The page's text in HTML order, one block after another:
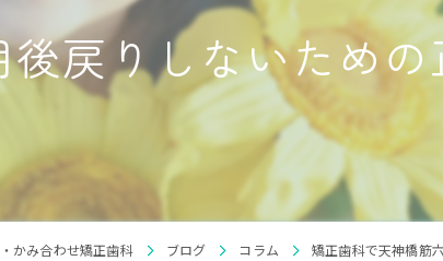
こどもの矯正
おとなの矯正
筋機能療法 (MFT)
ワイヤー矯正
舌側矯正
大
戻りしないため
かみ合わせ矯正歯科 ブログ コラム 矯正歯科で天神橋筋